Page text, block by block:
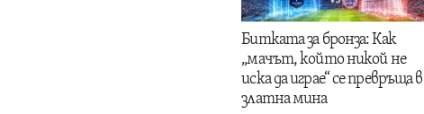
Битката за бронза: Как
„мачът, който никой не
иска да играе“ се превръща в
златна мина